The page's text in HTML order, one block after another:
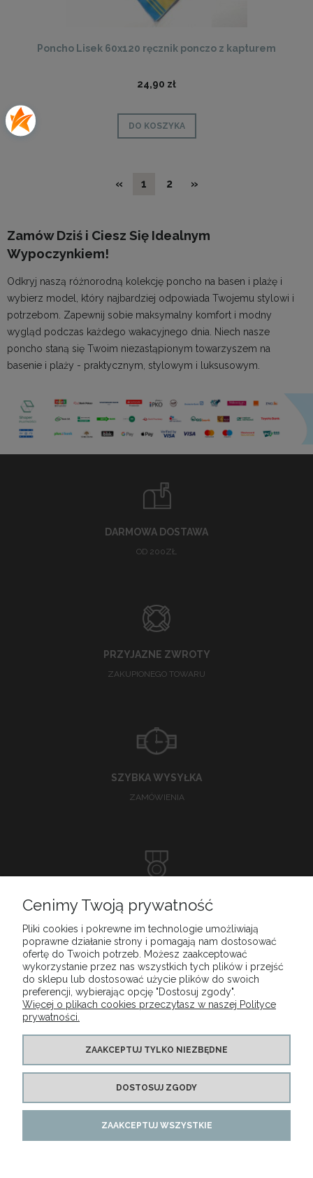
Poncho Lisek 60x120 ręcznik ponczo z kapturem
24,90 zł
DO KOSZYKA
« 1 2 »
Zamów Dziś i Ciesz Się Idealnym
Wypoczynkiem!
Odkryj naszą różnorodną kolekcję poncho na basen i plażę i
wybierz model, który najbardziej odpowiada Twojemu stylowi i
potrzebom. Zapewnij sobie maksymalny komfort i modny
wygląd podczas każdego wakacyjnego dnia. Niech nasze
poncho staną się Twoim niezastąpionym towarzyszem na
basenie i plaży - praktycznym, stylowym i luksusowym.
DARMOWA DOSTAWA
OD 200ZŁ
PRZYJAZNE ZWROTY
ZAKUPIONEGO TOWARU
SZYBKA WYSYŁKA
ZAMÓWIENIA
DOSKONAŁA
MENU
PŁATNOŚCI I DOSTAWA
INFORMACJE
Copyright LUNA Natalia Matysiak 2015-2025. All Rights Reserved
Cenimy Twoją prywatność
Pliki cookies i pokrewne im technologie umożliwiają
poprawne działanie strony i pomagają nam dostosować
ofertę do Twoich potrzeb. Możesz zaakceptować
wykorzystanie przez nas wszystkich tych plików i przejść
do sklepu lub dostosować użycie plików do swoich
preferencji, wybierając opcję "Dostosuj zgody".
Więcej o plikach cookies przeczytasz w naszej Polityce
prywatności.
ZAAKCEPTUJ TYLKO NIEZBĘDNE
DOSTOSUJ ZGODY
ZAAKCEPTUJ WSZYSTKIE